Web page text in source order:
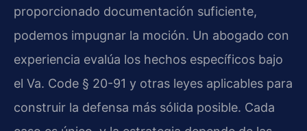
proporcionado documentación suficiente,
podemos impugnar la moción. Un abogado con
experiencia evalúa los hechos específicos bajo
el Va. Code § 20-91 y otras leyes aplicables para
construir la defensa más sólida posible. Cada